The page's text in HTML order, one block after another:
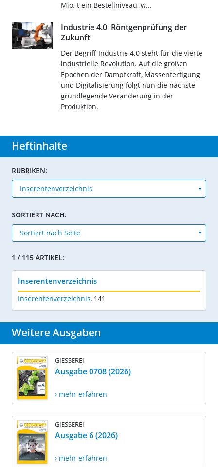
Mio. t ein Bestellniveau, w...
Industrie 4.0  Röntgenprüfung der
Zukunft
Der Begriff Industrie 4.0 steht für die vierte
industrielle Revolution. Auf die großen
Epochen der Dampfkraft, Massenfertigung
und Digitalisierung folgt nun die nächste
grundlegende Veränderung in der
Produktion.
Heftinhalte
RUBRIKEN:
SORTIERT NACH:
1 / 115 ARTIKEL:
Inserentenverzeichnis
Inserentenverzeichnis, 141
Weitere Ausgaben
GIESSEREI
Ausgabe 0708 (2026)
› mehr erfahren
GIESSEREI
Ausgabe 6 (2026)
› mehr erfahren